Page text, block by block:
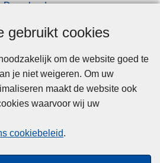
gebruikt cookies
om de website goed te
je niet weigeren. Om uw
maakt de website ook
waarvoor wij uw
cookiebeleid.
Downloads
Pers
Privacy